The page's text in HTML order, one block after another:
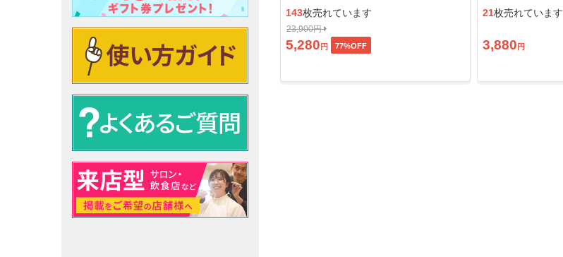
143枚売れています
23,900円
5,280 円 77%OFF
ン」
21枚売れています
3,880 円